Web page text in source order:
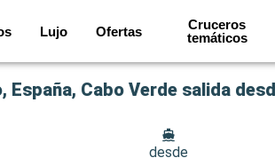
Lujo Ofertas
Cruceros
temáticos
Cabo Verde salida
desde